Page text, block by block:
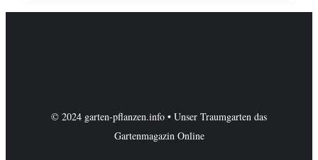
© 2024 garten-pflanzen.info • Unser Traumgarten das
Gartenmagazin Online